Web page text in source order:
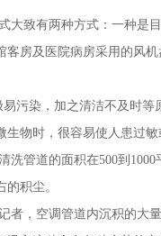
大致有两种方式：一种是
房及医院病房采用的风
污染，加之清洁不及时
物时，很容易使人患过敏
洗管道的面积在500到
积尘。
者，空调管道内沉积的大